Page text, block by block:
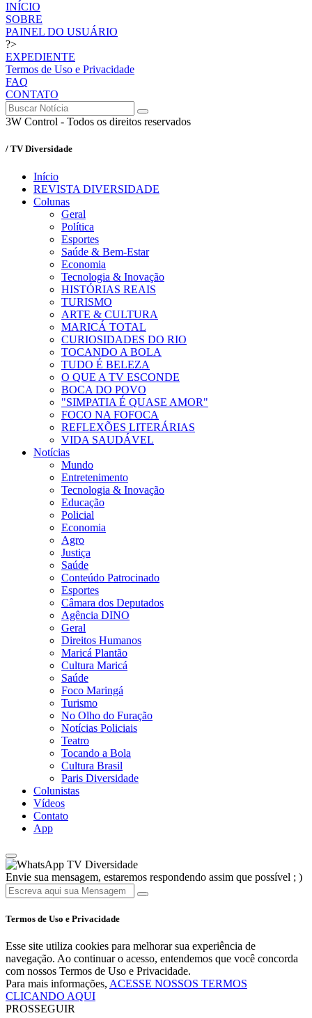
INÍCIO
SOBRE
PAINEL DO USUÁRIO
?>
EXPEDIENTE
Termos de Uso e Privacidade
FAQ
CONTATO
3W Control - Todos os direitos reservados
/ TV Diversidade
Início
REVISTA DIVERSIDADE
Colunas
Geral
Política
Esportes
Saúde & Bem-Estar
Economia
Tecnologia & Inovação
HISTÓRIAS REAIS
TURISMO
ARTE & CULTURA
MARICÁ TOTAL
CURIOSIDADES DO RIO
TOCANDO A BOLA
TUDO É BELEZA
O QUE A TV ESCONDE
BOCA DO POVO
"SIMPATIA É QUASE AMOR"
FOCO NA FOFOCA
REFLEXÕES LITERÁRIAS
VIDA SAUDÁVEL
Notícias
Mundo
Entretenimento
Tecnologia & Inovação
Educação
Policial
Economia
Agro
Justiça
Saúde
Conteúdo Patrocinado
Esportes
Câmara dos Deputados
Agência DINO
Geral
Direitos Humanos
Maricá Plantão
Cultura Maricá
Saúde
Foco Maringá
Turismo
No Olho do Furação
Notícias Policiais
Teatro
Tocando a Bola
Cultura Brasil
Paris Diversidade
Colunistas
Vídeos
Contato
App
TV Diversidade
Envie sua mensagem, estaremos respondendo assim que possível ; )
Termos de Uso e Privacidade
Esse site utiliza cookies para melhorar sua experiência de
navegação. Ao continuar o acesso, entendemos que você concorda
com nossos Termos de Uso e Privacidade.
Para mais informações, ACESSE NOSSOS TERMOS
CLICANDO AQUI
PROSSEGUIR